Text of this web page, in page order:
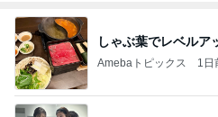
しゃぶ葉でレベルア
Amebaトピックス 1日